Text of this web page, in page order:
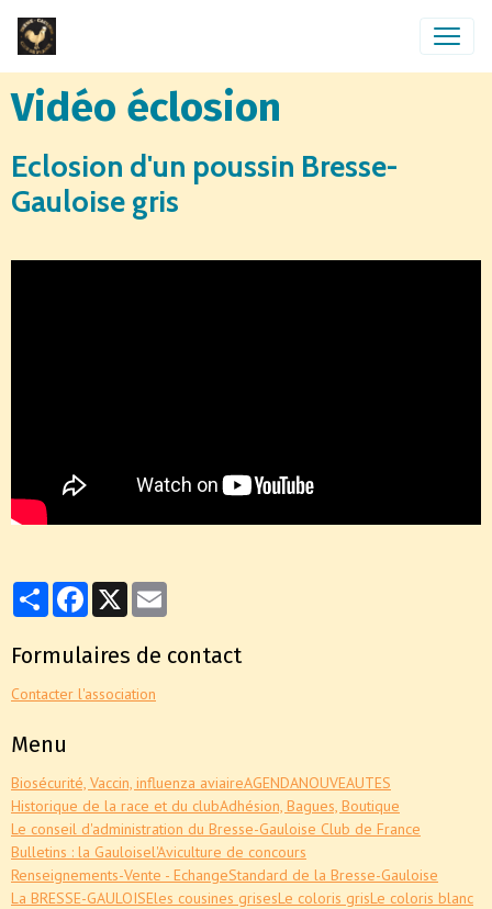
Vidéo éclosion
Eclosion d'un poussin Bresse-
Gauloise gris
PartagerFacebook
X
Formulaires de contact
Contacter l'association
Menu
Biosécurité, Vaccin, influenza aviaireAGENDANOUVEAUTES
Historique de la race et du clubAdhésion, Bagues, Boutique
Le conseil d'administration du Bresse-Gauloise Club de France
Bulletins : la Gauloisel'Aviculture de concours
Renseignements-Vente - EchangeStandard de la Bresse-Gauloise
La BRESSE-GAULOISEles cousines grisesLe coloris grisLe coloris blanc